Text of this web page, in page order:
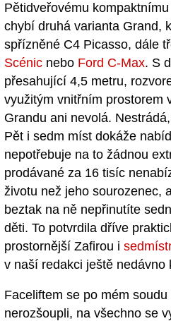
Pětidveřovému
chybí druhá varianta Grand,
spřízněné C4 Picasso, dále
Scénic nebo Ford C-Max. S
přesahující 4,5 metru,
využitým vnitřním prostorem
Grandu ani nevolá.
Pět i sedm míst dokáže
nepotřebuje na to žádnou
prodávané za 16 tisíc
životu než jeho sourozenec,
beztak na ně nepřinutíte
děti. To potvrdila dříve
prostornější Zafirou i
v naší redakci ještě nedávno
Faceliftem se po mém
nerozšoupli, na všechno se